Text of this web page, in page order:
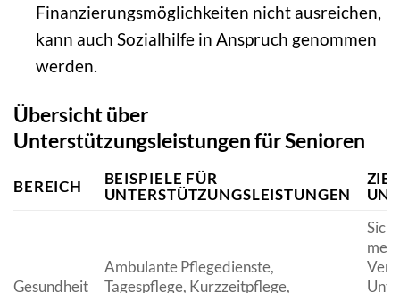
Finanzierungsmöglichkeiten nicht ausreichen,
kann auch Sozialhilfe in Anspruch genommen
werden.
Übersicht über
Unterstützungsleistungen für Senioren
BEREICH
BEISPIELE FÜR
UNTERSTÜTZUNGSLEISTUNGEN
Gesundheit
Ambulante Pflegedienste,
Tagespflege, Kurzzeitpflege,